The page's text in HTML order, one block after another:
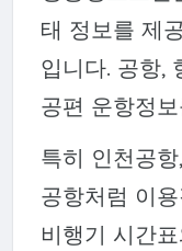
태 정보를 제
입니다. 공항,
공편 운항정
특히 인천공
공항처럼 이
비행기 시간